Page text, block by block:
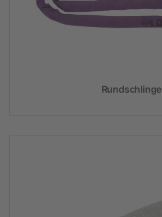
Rundschlinge